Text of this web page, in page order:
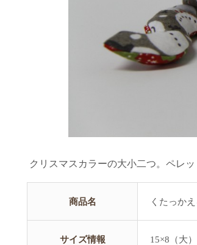
クリスマスカラーの大小二つ。ペレ
商品名 くたっかえ
サイズ情報 15×8（大